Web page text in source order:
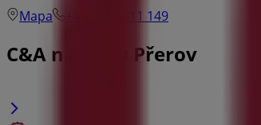
Mapa
+420 601 311 149
C&A nabídky Přerov